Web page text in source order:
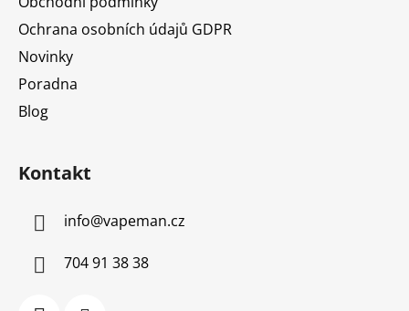
Ochrana osobních údajů GDPR
Novinky
Poradna
Blog
Kontakt
info@vapeman.cz
704 91 38 38